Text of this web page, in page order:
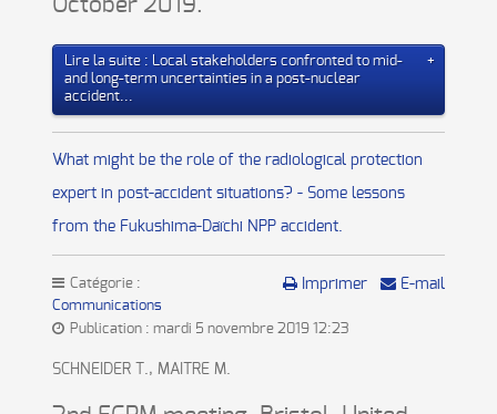
October 2019.
Lire la suite : Local stakeholders confronted to mid-
and long-term uncertainties in a post-nuclear
accident...
What might be the role of the radiological protection
expert in post-accident situations? - Some lessons
from the Fukushima-Daïchi NPP accident.
Imprimer E-mail
Catégorie :
Communications
Publication : mardi 5 novembre 2019 12:23
SCHNEIDER T., MAITRE M.